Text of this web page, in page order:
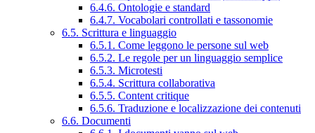
6.4.6. Ontologie e standard
6.4.7. Vocabolari controllati e tassonomie
6.5. Scrittura e linguaggio
6.5.1. Come leggono le persone sul web
6.5.2. Le regole per un linguaggio semplice
6.5.3. Microtesti
6.5.4. Scrittura collaborativa
6.5.5. Content critique
6.5.6. Traduzione e localizzazione dei contenuti
6.6. Documenti